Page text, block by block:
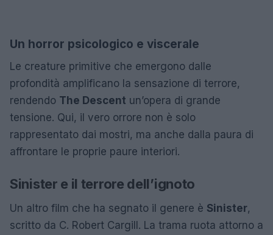
Un horror psicologico e viscerale
Le creature primitive che emergono dalle
profondità amplificano la sensazione di terrore,
rendendo The Descent un’opera di grande
tensione. Qui, il vero orrore non è solo
rappresentato dai mostri, ma anche dalla paura di
affrontare le proprie paure interiori.
Sinister e il terrore dell’ignoto
Un altro film che ha segnato il genere è Sinister,
scritto da C. Robert Cargill. La trama ruota attorno a